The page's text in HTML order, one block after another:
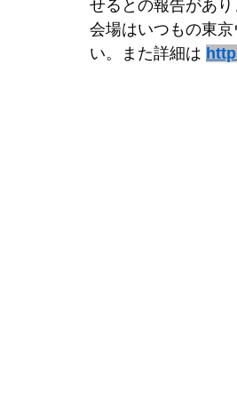
せるとの報告があ
会場はいつもの東
い。また詳細は